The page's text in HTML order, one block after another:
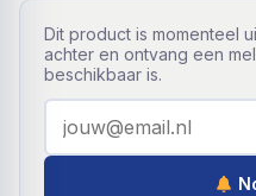
Dit product is momenteel
achter en ontvang een
beschikbaar is.